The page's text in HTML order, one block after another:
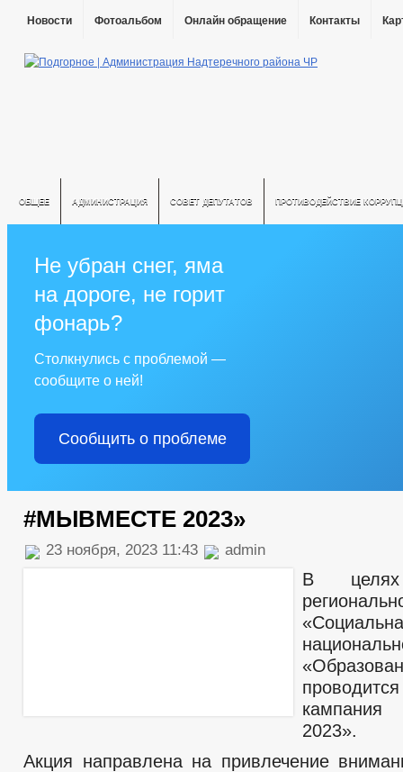
Новости Фотоальбом Онлайн обращение Контакты
ОБЩЕЕ АДМИНИСТРАЦИЯ СОВЕТ ДЕПУТАТОВ ПРОТИВОДЕЙСТВИЕ
Не убран снег, яма
на дороге, не горит
фонарь?
Столкнулись с проблемой —
сообщите о ней!
Сообщить о проблеме
#МЫВМЕСТЕ 2023»
23 ноября, 2023 11:43 admin
В целях
2023».
Акция направлена на привлечение